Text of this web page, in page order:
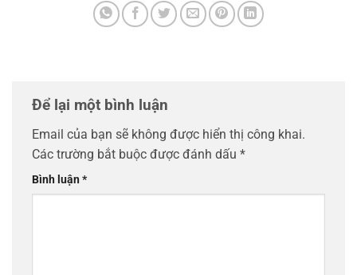
Để lại một bình luận
Email của bạn sẽ không được hiển thị công khai.
Các trường bắt buộc được đánh dấu *
Bình luận*